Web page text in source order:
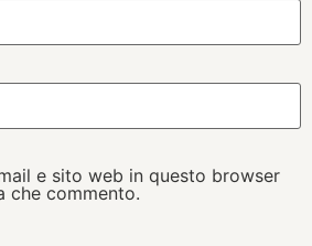
e sito web in questo browser
che commento.